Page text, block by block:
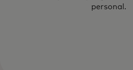
personal.